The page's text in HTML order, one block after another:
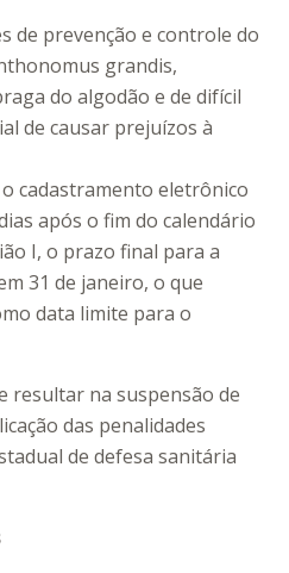
de prevenção e controle do
grandis,
do algodão e de difícil
de causar prejuízos à
cadastramento eletrônico
após o fim do calendário
I, o prazo final para a
31 de janeiro, o que
data limite para o
resultar na suspensão de
das penalidades
de defesa sanitária